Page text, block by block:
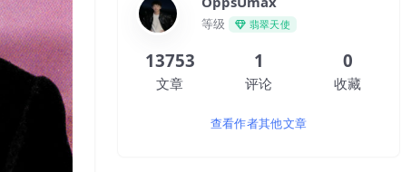
等级 翡翠天使
13753
文章
1
评论
0
收藏
查看作者其他文章